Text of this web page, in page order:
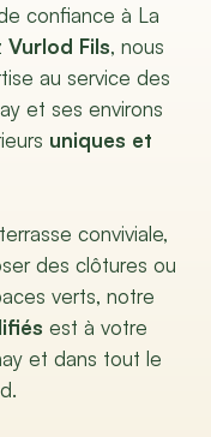
confiance à La
Vurlod Fils, nous
au service des
et ses environs
uniques et
conviviale,
des clôtures ou
verts, notre
est à votre
et dans tout le